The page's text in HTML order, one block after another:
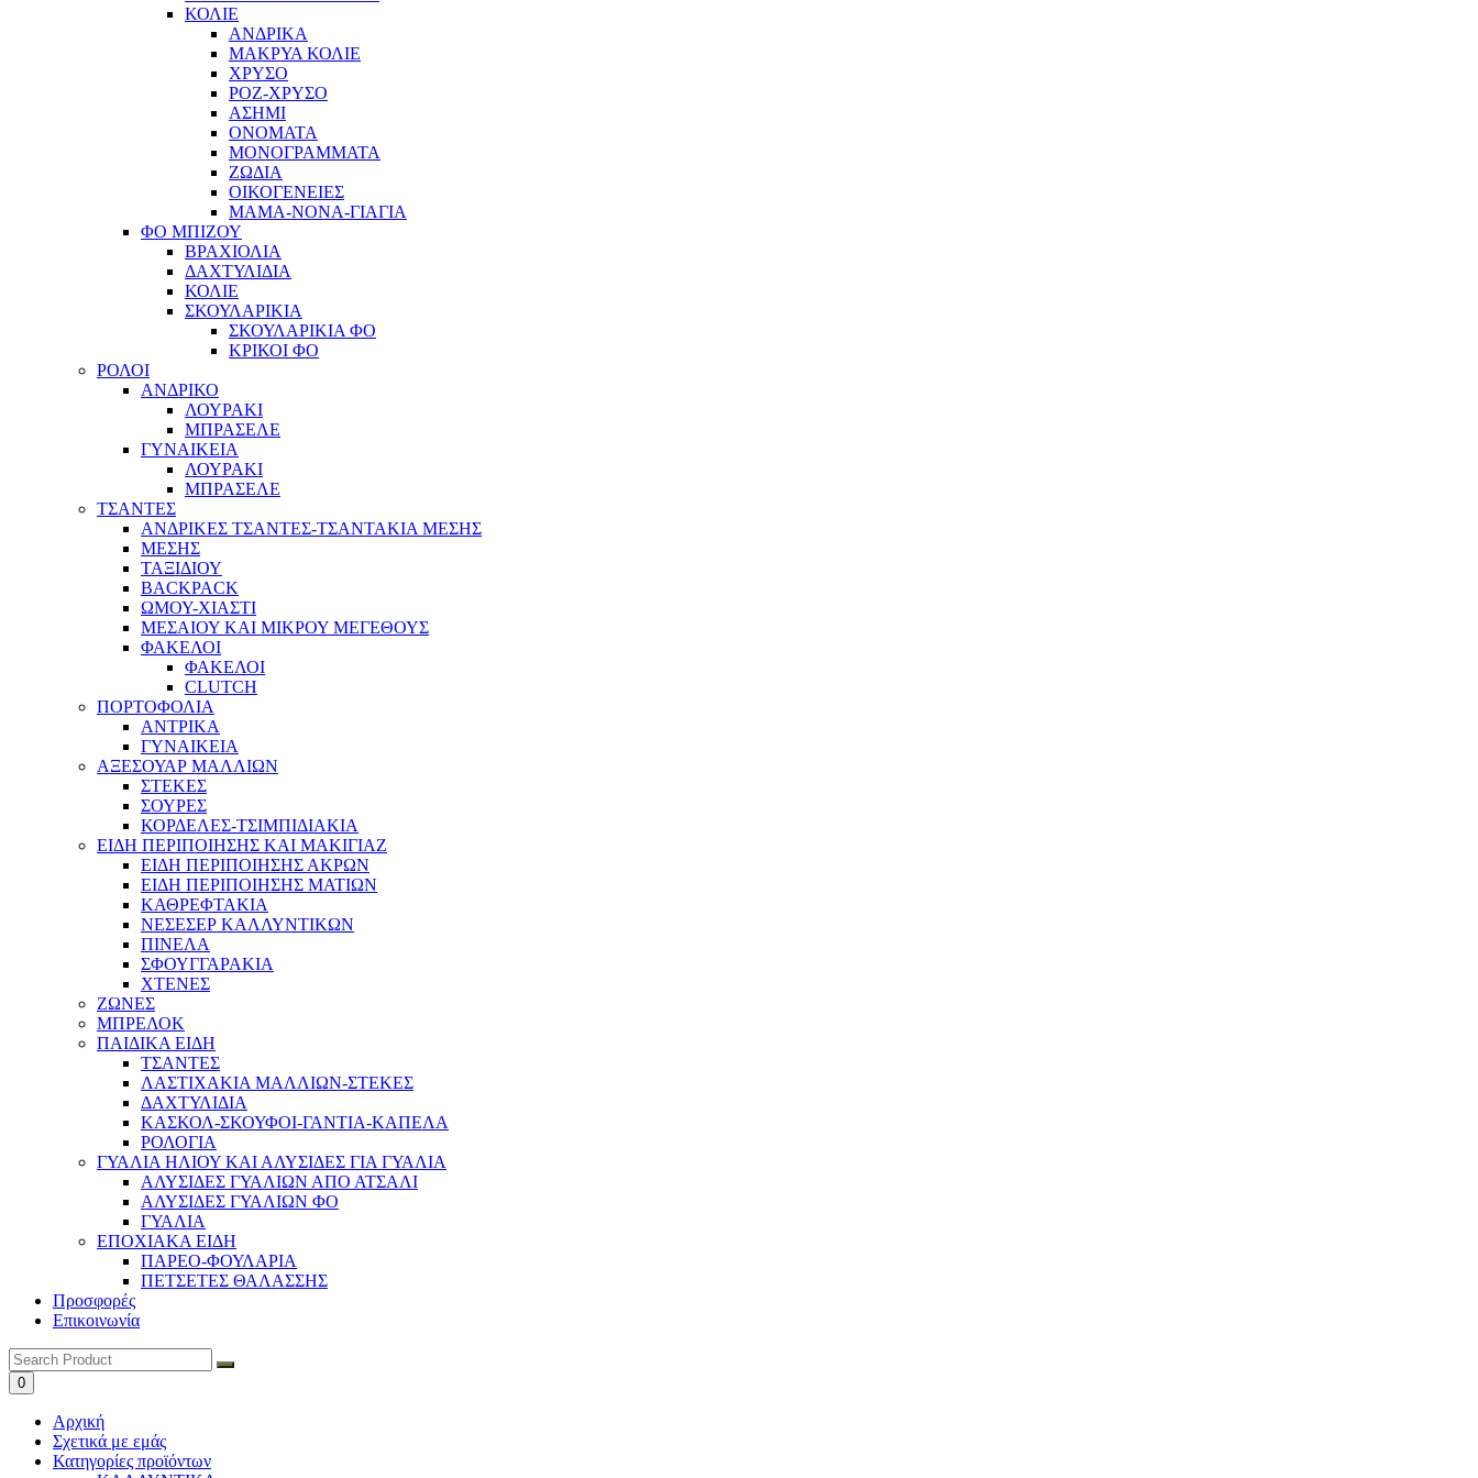
ΚΟΛΙΕ
ΑΝΔΡΙΚΑ
ΜΑΚΡΥΑ ΚΟΛΙΕ
ΧΡΥΣΟ
ΡΟΖ-ΧΡΥΣΟ
ΑΣΗΜΙ
ΟΝΟΜΑΤΑ
ΜΟΝΟΓΡΑΜΜΑΤΑ
ΖΩΔΙΑ
ΟΙΚΟΓΕΝΕΙΕΣ
ΜΑΜΑ-ΝΟΝΑ-ΓΙΑΓΙΑ
ΦΟ ΜΠΙΖΟΥ
ΒΡΑΧΙΟΛΙΑ
ΔΑΧΤΥΛΙΔΙΑ
ΚΟΛΙΕ
ΣΚΟΥΛΑΡΙΚΙΑ
ΣΚΟΥΛΑΡΙΚΙΑ ΦΟ
ΚΡΙΚΟΙ ΦΟ
ΡΟΛΟΙ
ΑΝΔΡΙΚΟ
ΛΟΥΡΑΚΙ
ΜΠΡΑΣΕΛΕ
ΓΥΝΑΙΚΕΙΑ
ΛΟΥΡΑΚΙ
ΜΠΡΑΣΕΛΕ
ΤΣΑΝΤΕΣ
ΑΝΔΡΙΚΕΣ ΤΣΑΝΤΕΣ-ΤΣΑΝΤΑΚΙΑ ΜΕΣΗΣ
ΜΕΣΗΣ
ΤΑΞΙΔΙΟΥ
BACKPACK
ΩΜΟΥ-ΧΙΑΣΤΙ
ΜΕΣΑΙΟΥ ΚΑΙ ΜΙΚΡΟΥ ΜΕΓΕΘΟΥΣ
ΦΑΚΕΛΟΙ
ΦΑΚΕΛΟΙ
CLUTCH
ΠΟΡΤΟΦΟΛΙΑ
ΑΝΤΡΙΚΑ
ΓΥΝΑΙΚΕΙΑ
ΑΞΕΣΟΥΑΡ ΜΑΛΛΙΩΝ
ΣΤΕΚΕΣ
ΣΟΥΡΕΣ
ΚΟΡΔΕΛΕΣ-ΤΣΙΜΠΙΔΙΑΚΙΑ
ΕΙΔΗ ΠΕΡΙΠΟΙΗΣΗΣ ΚΑΙ ΜΑΚΙΓΙΑΖ
ΕΙΔΗ ΠΕΡΙΠΟΙΗΣΗΣ ΑΚΡΩΝ
ΕΙΔΗ ΠΕΡΙΠΟΙΗΣΗΣ ΜΑΤΙΩΝ
ΚΑΘΡΕΦΤΑΚΙΑ
ΝΕΣΕΣΕΡ ΚΑΛΛΥΝΤΙΚΩΝ
ΠΙΝΕΛΑ
ΣΦΟΥΓΓΑΡΑΚΙΑ
ΧΤΕΝΕΣ
ΖΩΝΕΣ
ΜΠΡΕΛΟΚ
ΠΑΙΔΙΚΑ ΕΙΔΗ
ΤΣΑΝΤΕΣ
ΛΑΣΤΙΧΑΚΙΑ ΜΑΛΛΙΩΝ-ΣΤΕΚΕΣ
ΔΑΧΤΥΛΙΔΙΑ
ΚΑΣΚΟΛ-ΣΚΟΥΦΟΙ-ΓΑΝΤΙΑ-ΚΑΠΕΛΑ
ΡΟΛΟΓΙΑ
ΓΥΑΛΙΑ ΗΛΙΟΥ ΚΑΙ ΑΛΥΣΙΔΕΣ ΓΙΑ ΓΥΑΛΙΑ
ΑΛΥΣΙΔΕΣ ΓΥΑΛΙΩΝ ΑΠΟ ΑΤΣΑΛΙ
ΑΛΥΣΙΔΕΣ ΓΥΑΛΙΩΝ ΦΟ
ΓΥΑΛΙΑ
ΕΠΟΧΙΑΚΑ ΕΙΔΗ
ΠΑΡΕΟ-ΦΟΥΛΑΡΙΑ
ΠΕΤΣΕΤΕΣ ΘΑΛΑΣΣΗΣ
Προσφορές
Επικοινωνία
0
Αρχική
Σχετικά με εμάς
Κατηγορίες προϊόντων